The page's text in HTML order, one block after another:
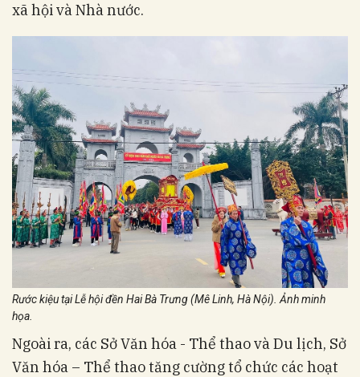
xã hội và Nhà nước.
Rước kiệu tại Lễ hội đền Hai Bà Trưng (Mê Linh, Hà Nội). Ảnh minh
họa.
Ngoài ra, các Sở Văn hóa - Thể thao và Du lịch, Sở
Văn hóa – Thể thao tăng cường tổ chức các hoạt